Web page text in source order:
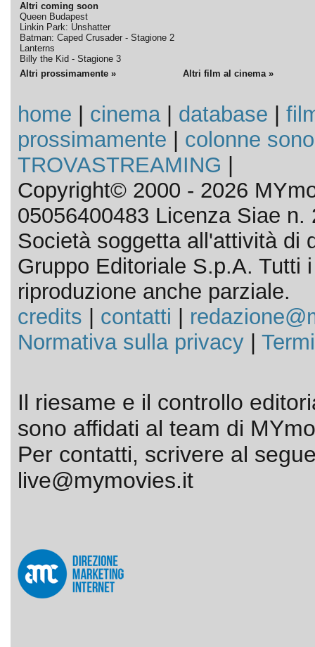
Altri coming soon
Queen Budapest
Linkin Park: Unshatter
Batman: Caped Crusader - Stagione 2
Lanterns
Billy the Kid - Stagione 3
Altri prossimamente » Altri film al cinema »
home cinema| database
prossimamente
colonne
TROVASTREAMING
Copyright© 2000 - 2026
05056400483 Licenza Siae n.
Società soggetta all'attività di
Gruppo Editoriale S.p.A. Tutti
riproduzione anche parziale.
credits
contatti
Normativa sulla privacy|
Il riesame e il controllo
sono affidati al team di
Per contatti, scrivere al
live@mymovies.it